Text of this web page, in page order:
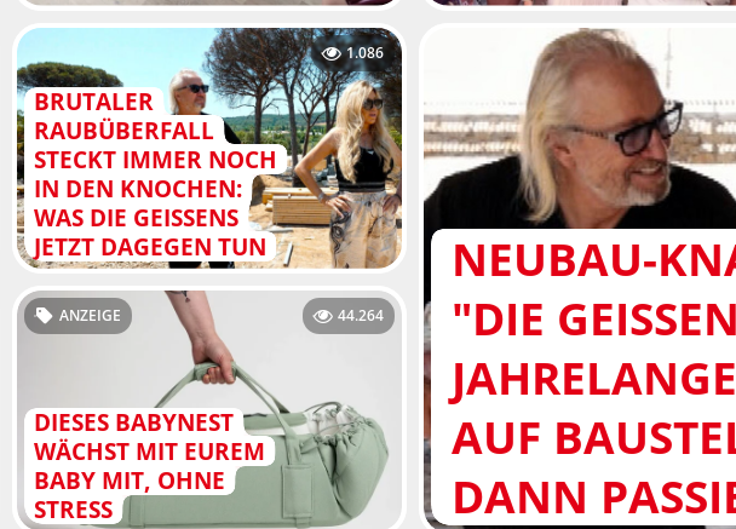
BRUTALER
RAUBÜBERFALL
STECKT IMMER NOCH
IN DEN KNOCHEN:
WAS DIE GEISSENS
JETZT DAGEGEN TUN
1.086
NEUBAU-
"DIE
AUF
DANN
DIESES BABYNEST
WÄCHST MIT EUREM
BABY MIT, OHNE
STRESS
ANZEIGE 44.264